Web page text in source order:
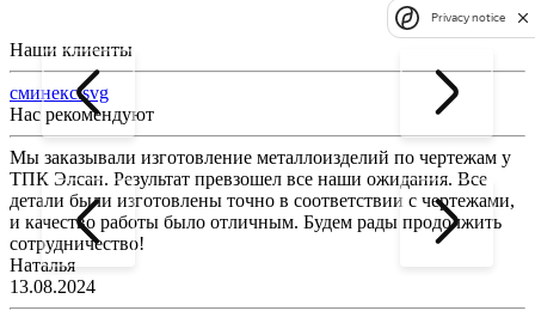
Наши клиенты
сминекс.svg
Нас рекомендуют
Мы заказывали изготовление металлоизделий по чертежам у
ТПК Элсан. Результат превзошел все наши ожидания. Все
детали были изготовлены точно в соответствии с чертежами,
и качество работы было отличным. Будем рады продолжить
сотрудничество!
Наталья
13.08.2024
Privacy notice